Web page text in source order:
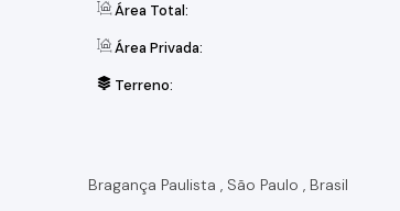
Área Total:
Área Privada:
Terreno:
Bragança Paulista , São Paulo , Brasil